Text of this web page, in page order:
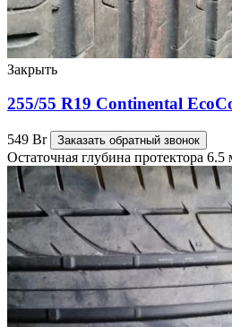
Закрыть
255/55 R19 Continental
549 Br Заказать обратный звонок
Остаточная глубина протектора 6.5